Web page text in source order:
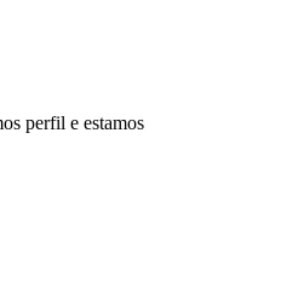
perfil e estamos